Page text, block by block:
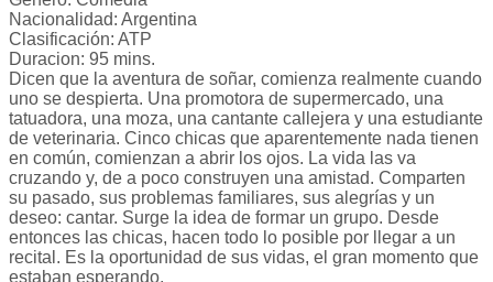
Nacionalidad: Argentina
Clasificación: ATP
Duracion: 95 mins.
Dicen que la aventura de soñar, comienza realmente cuando
uno se despierta. Una promotora de supermercado, una
tatuadora, una moza, una cantante callejera y una estudiante
de veterinaria. Cinco chicas que aparentemente nada tienen
en común, comienzan a abrir los ojos. La vida las va
cruzando y, de a poco construyen una amistad. Comparten
su pasado, sus problemas familiares, sus alegrías y un
deseo: cantar. Surge la idea de formar un grupo. Desde
entonces las chicas, hacen todo lo posible por llegar a un
recital. Es la oportunidad de sus vidas, el gran momento que
estaban esperando.